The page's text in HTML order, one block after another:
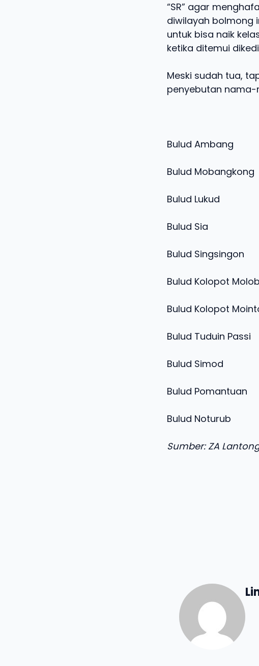
“SR” agar
diwilayah bolmong
untuk bisa naik
ketika ditemui
Meski sudah tua,
penyebutan nama-
Bulud
Bulud Mobangkong
Bulud
Bulud
Bulud
Bulud
Bulud
Bulud
Bulud
Bulud
Bulud Noturub
Sumber: ZA